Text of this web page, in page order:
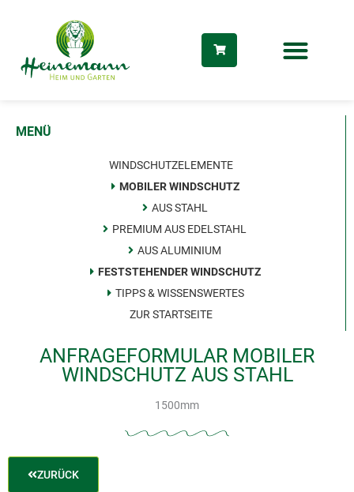
MENÜ
WINDSCHUTZELEMENTE
MOBILER WINDSCHUTZ
AUS STAHL
PREMIUM AUS EDELSTAHL
AUS ALUMINIUM
FESTSTEHENDER WINDSCHUTZ
TIPPS & WISSENSWERTES
ZUR STARTSEITE
ANFRAGEFORMULAR MOBILER
WINDSCHUTZ AUS STAHL
1500mm
ZURÜCK